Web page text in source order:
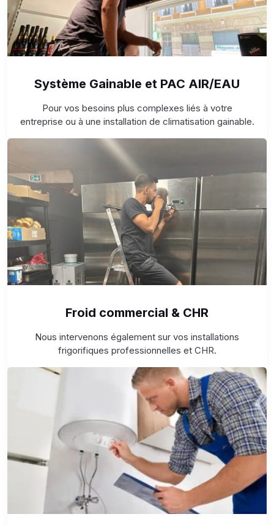
Système Gainable et PAC AIR/EAU
Pour vos besoins plus complexes liés à votre
entreprise ou à une installation de climatisation gainable.
Froid commercial & CHR
Nous intervenons également sur vos installations
frigorifiques professionnelles et CHR.